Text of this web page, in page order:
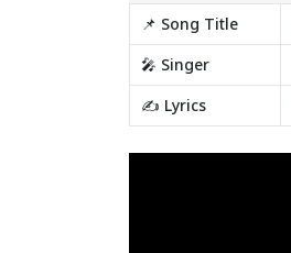
📌 Song Title
🎤 Singer
✍️ Lyrics